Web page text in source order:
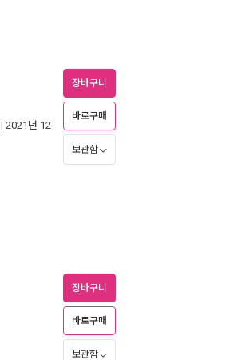
| 2021년 12
장바구니
바로구매
보관함
장바구니
바로구매
보관함